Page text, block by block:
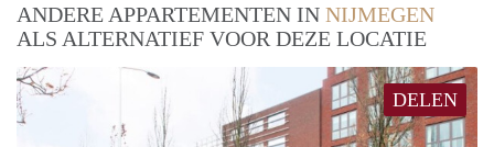
ANDERE APPARTEMENTEN IN NIJMEGEN
ALS ALTERNATIEF VOOR DEZE LOCATIE
DELEN